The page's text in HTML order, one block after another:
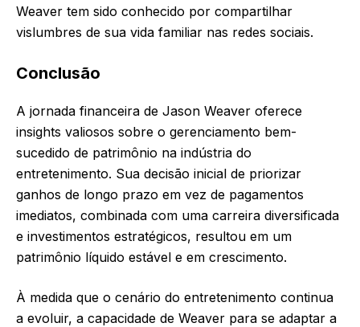
Weaver tem sido conhecido por compartilhar
vislumbres de sua vida familiar nas redes sociais.
Conclusão
A jornada financeira de Jason Weaver oferece
insights valiosos sobre o gerenciamento bem-
sucedido de patrimônio na indústria do
entretenimento. Sua decisão inicial de priorizar
ganhos de longo prazo em vez de pagamentos
imediatos, combinada com uma carreira diversificada
e investimentos estratégicos, resultou em um
patrimônio líquido estável e em crescimento.
À medida que o cenário do entretenimento continua
a evoluir, a capacidade de Weaver para se adaptar a